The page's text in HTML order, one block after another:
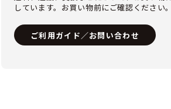
しています。お買い物前にご確認ください。
ご利用ガイド／お問い合わせ